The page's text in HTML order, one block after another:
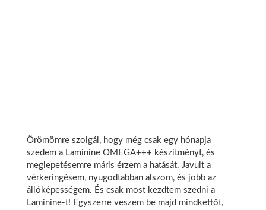
Örömömre szolgál, hogy még csak egy hónapja
szedem a Laminine OMEGA+++ készítményt, és
meglepetésemre máris érzem a hatását. Javult a
vérkeringésem, nyugodtabban alszom, és jobb az
állóképességem. És csak most kezdtem szedni a
Laminine-t! Egyszerre veszem be majd mindkettőt,